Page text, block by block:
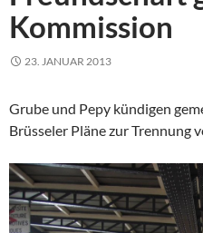
Kommission
23. JANUAR 2013
Grube und Pepy kündigen
Brüsseler Pläne zur Trennung